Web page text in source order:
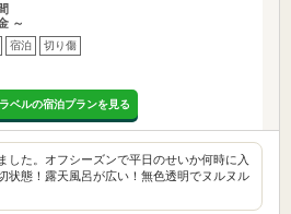
～
宿泊 切り傷
ベルの宿泊プランを見る
した。オフシーズンで平日のせいか何時に入
状態！露天風呂が広い！無色透明でヌルヌル